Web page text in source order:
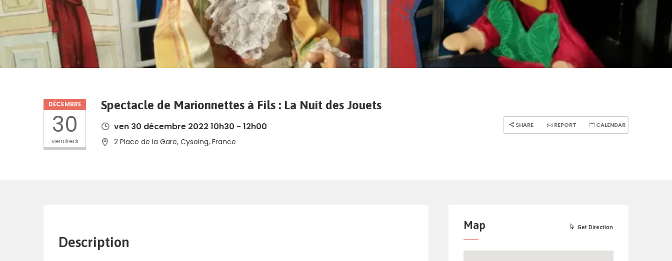
DÉCEMBRE
30
vendredi
Spectacle de Marionnettes à Fils : La Nuit des Jouets
ven 30 décembre 2022 10h30 - 12h00
2 Place de la Gare, Cysoing, France
SHARE REPORT CALENDAR
Description
Map Get Direction